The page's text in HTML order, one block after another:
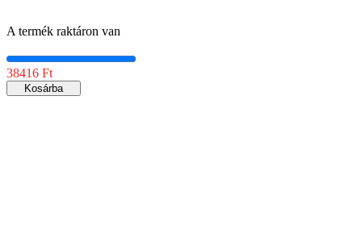
A termék raktáron van
38416 Ft
Kosárba